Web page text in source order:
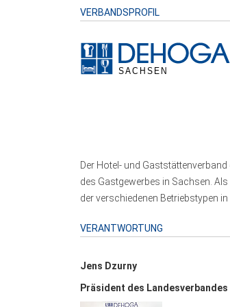
VERBANDSPROFIL
Der Hotel- und
des Gastgewerbes in Sachsen.
der verschiedenen Betriebstypen
VERANTWORTUNG
Jens Dzurny
Präsident des Landesverbandes